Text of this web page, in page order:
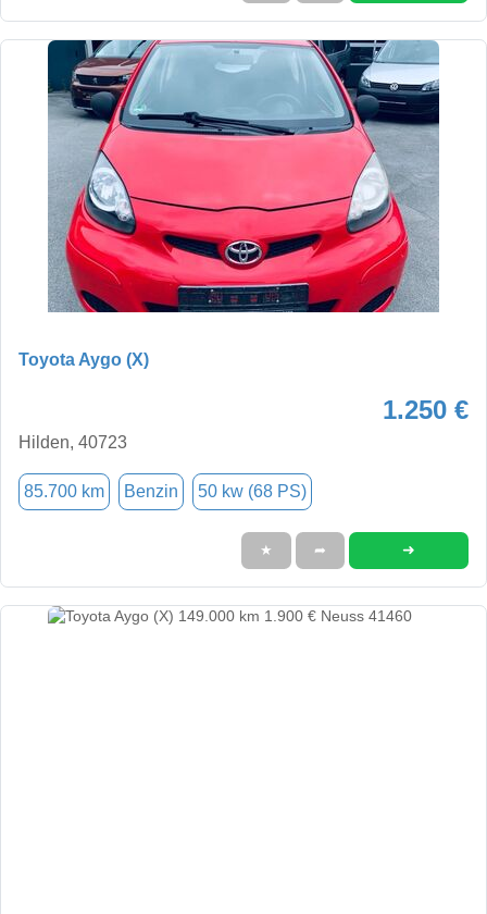
Toyota Aygo (X)
1.250 €
Hilden, 40723
85.700 km Benzin 50 kw (68 PS)
★ ➦ ➜